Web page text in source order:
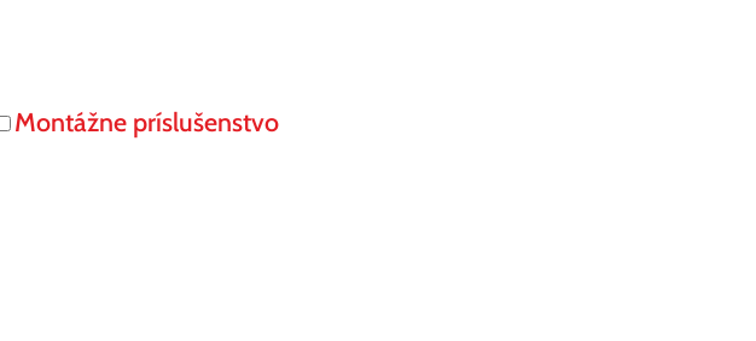
Montážne príslušenstvo